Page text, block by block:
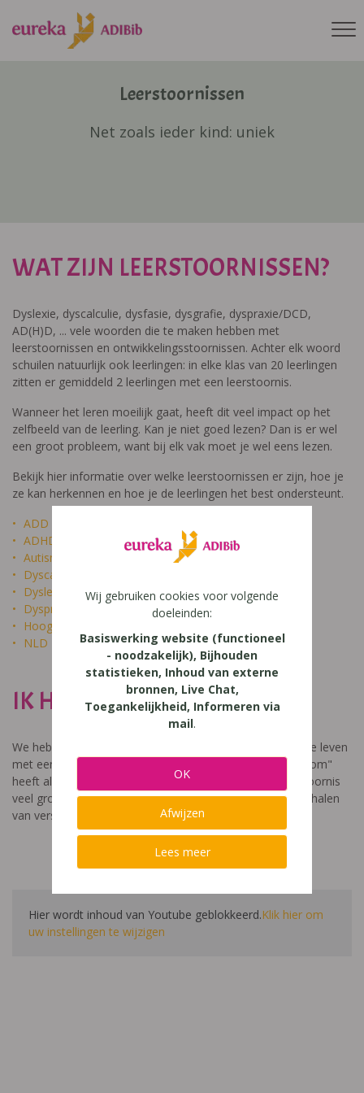
Leerstoornissen
Net zoals ieder kind: uniek
WAT ZIJN LEERSTOORNISSEN?
Dyslexie, dyscalculie, dysfasie, dysgrafie, dyspraxie/DCD,
AD(H)D, ... vele woorden die te maken hebben met
leerstoornissen en ontwikkelingsstoornissen. Achter elk woord
schuilen natuurlijk ook leerlingen: in elke klas van 20 leerlingen
zitten er gemiddeld 2 leerlingen met een leerstoornis.
Wanneer het leren moeilijk gaat, heeft dit veel impact op het
zelfbeeld van de leerling. Kan je niet goed lezen? Dan is er wel
een groot probleem, want bij elk vak moet je wel eens lezen.
Bekijk hier informatie over welke leerstoornissen er zijn, hoe je
ze kan herkennen en hoe je de leerlingen het best ondersteunt.
ADD
ADHD
Autisme
Dyscalculie
Dyslexie
Dyspraxie
Hoogbegaafdheid
NLD
IK HEET NIET DOM
We hebben een video gemaakt die toont hoe het is om te leven
met een leerstoornis. De film met als titel: "Ik heet niet dom"
heeft als doel aan te tonen dat de impact van een leerstoornis
veel groter is dan enkel wat je ziet in de klas. Je hoort verhalen
van verschillende leerlingen en ouders.
Hier wordt inhoud van Youtube geblokkeerd.Klik hier om
uw instellingen te wijzigen
Wij gebruiken cookies voor volgende
doeleinden:
Basiswerking website (functioneel
- noodzakelijk), Bijhouden
statistieken, Inhoud van externe
bronnen, Live Chat,
Toegankelijkheid, Informeren via
mail.
OK
Afwijzen
Lees meer